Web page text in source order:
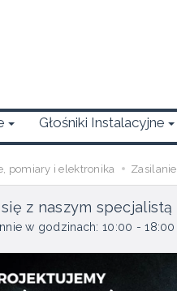
Głośniki Instalacyjne
pomiary i elektronika Zasilanie
z naszym specjalistą
w godzinach: 10:00 - 18:00